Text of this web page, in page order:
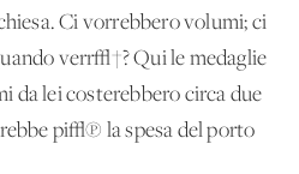
Ci vorrebbero volumi; ci
verr√†? Qui le medaglie
da lei costerebbero circa due
pi√π la spesa del porto